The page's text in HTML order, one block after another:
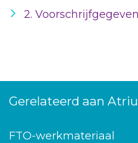
2.
Gerelateerd aan
FTO-werkmateriaal